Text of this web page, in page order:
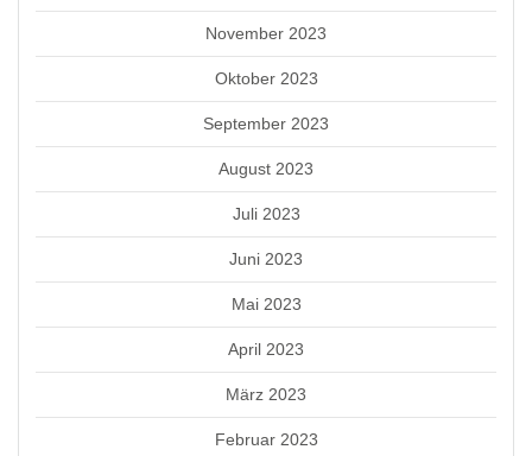
November 2023
Oktober 2023
September 2023
August 2023
Juli 2023
Juni 2023
Mai 2023
April 2023
März 2023
Februar 2023